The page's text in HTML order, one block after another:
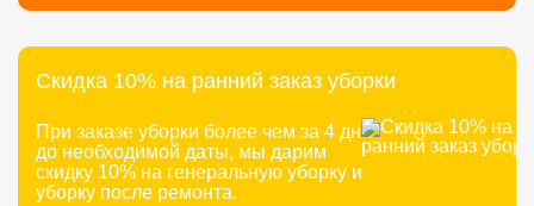
Скидка 10% на ранний заказ уборки
При заказе уборки более чем за 4 дня
до необходимой даты, мы дарим
скидку 10% на генеральную уборку и
уборку после ремонта.